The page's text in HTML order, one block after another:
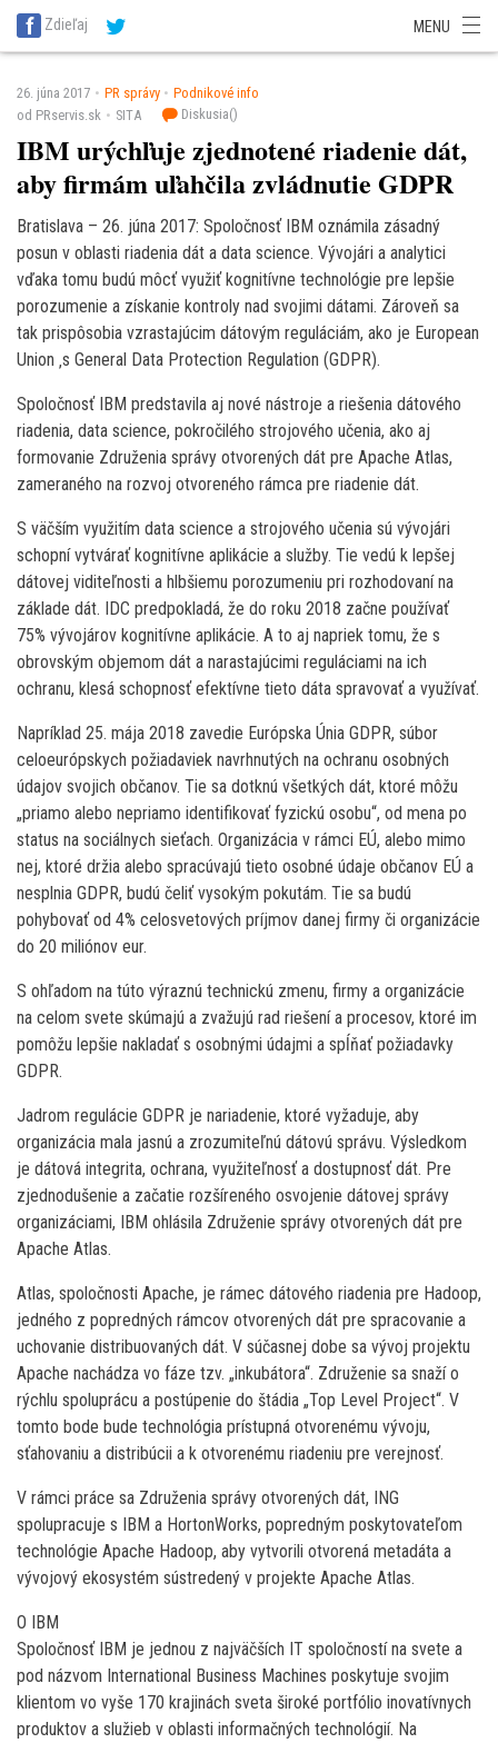
SITA Energetika
SITA Potravinárstvo
Zdieľaj MENU
26. júna 2017 PR správy
Podnikové info
od PRservis.sk
SITA Diskusia()
IBM urýchľuje zjednotené riadenie dát,
aby firmám uľahčila zvládnutie GDPR
Bratislava – 26. júna 2017: Spoločnosť IBM oznámila zásadný
posun v oblasti riadenia dát a data science. Vývojári a analytici
vďaka tomu budú môcť využiť kognitívne technológie pre lepšie
porozumenie a získanie kontroly nad svojimi dátami. Zároveň sa
tak prispôsobia vzrastajúcim dátovým reguláciám, ako je European
Union ‚s General Data Protection Regulation (GDPR).
Spoločnosť IBM predstavila aj nové nástroje a riešenia dátového
riadenia, data science, pokročilého strojového učenia, ako aj
formovanie Združenia správy otvorených dát pre Apache Atlas,
zameraného na rozvoj otvoreného rámca pre riadenie dát.
S väčším využitím data science a strojového učenia sú vývojári
schopní vytvárať kognitívne aplikácie a služby. Tie vedú k lepšej
dátovej viditeľnosti a hlbšiemu porozumeniu pri rozhodovaní na
základe dát. IDC predpokladá, že do roku 2018 začne používať
75% vývojárov kognitívne aplikácie. A to aj napriek tomu, že s
obrovským objemom dát a narastajúcimi reguláciami na ich
ochranu, klesá schopnosť efektívne tieto dáta spravovať a využívať.
Napríklad 25. mája 2018 zavedie Európska Únia GDPR, súbor
celoeurópskych požiadaviek navrhnutých na ochranu osobných
údajov svojich občanov. Tie sa dotknú všetkých dát, ktoré môžu
„priamo alebo nepriamo identifikovať fyzickú osobu“, od mena po
status na sociálnych sieťach. Organizácia v rámci EÚ, alebo mimo
nej, ktoré držia alebo spracúvajú tieto osobné údaje občanov EÚ a
nesplnia GDPR, budú čeliť vysokým pokutám. Tie sa budú
pohybovať od 4% celosvetových príjmov danej firmy či organizácie
do 20 miliónov eur.
S ohľadom na túto výraznú technickú zmenu, firmy a organizácie
na celom svete skúmajú a zvažujú rad riešení a procesov, ktoré im
pomôžu lepšie nakladať s osobnými údajmi a spĺňať požiadavky
GDPR.
Jadrom regulácie GDPR je nariadenie, ktoré vyžaduje, aby
organizácia mala jasnú a zrozumiteľnú dátovú správu. Výsledkom
je dátová integrita, ochrana, využiteľnosť a dostupnosť dát. Pre
zjednodušenie a začatie rozšíreného osvojenie dátovej správy
organizáciami, IBM ohlásila Združenie správy otvorených dát pre
Apache Atlas.
Atlas, spoločnosti Apache, je rámec dátového riadenia pre Hadoop,
jedného z popredných rámcov otvorených dát pre spracovanie a
uchovanie distribuovaných dát. V súčasnej dobe sa vývoj projektu
Apache nachádza vo fáze tzv. „inkubátora“. Združenie sa snaží o
rýchlu spoluprácu a postúpenie do štádia „Top Level Project“. V
tomto bode bude technológia prístupná otvorenému vývoju,
sťahovaniu a distribúcii a k otvorenému riadeniu pre verejnosť.
V rámci práce sa Združenia správy otvorených dát, ING
spolupracuje s IBM a HortonWorks, popredným poskytovateľom
technológie Apache Hadoop, aby vytvorili otvorená metadáta a
vývojový ekosystém sústredený v projekte Apache Atlas.
O IBM
Spoločnosť IBM je jednou z najväčších IT spoločností na svete a
pod názvom International Business Machines poskytuje svojim
klientom vo vyše 170 krajinách sveta široké portfólio inovatívnych
produktov a služieb v oblasti informačných technológií. Na